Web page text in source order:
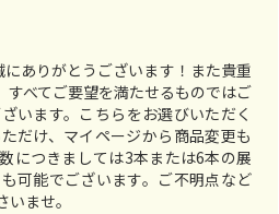
ありがとうございます！また貴重
べてご要望を満たせるものではご
います。こちらをお選びいただく
だけ、マイページから商品変更も
につきましては3本または6本の展
可能でございます。ご不明点など
ださいませ。